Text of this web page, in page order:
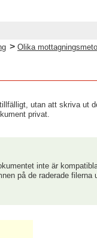
> Olika
utan att skriva ut
privat.
inte är
på de raderade